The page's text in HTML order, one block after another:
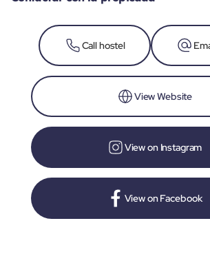
Call hostel
View Website
View on Instagram
View on Facebook